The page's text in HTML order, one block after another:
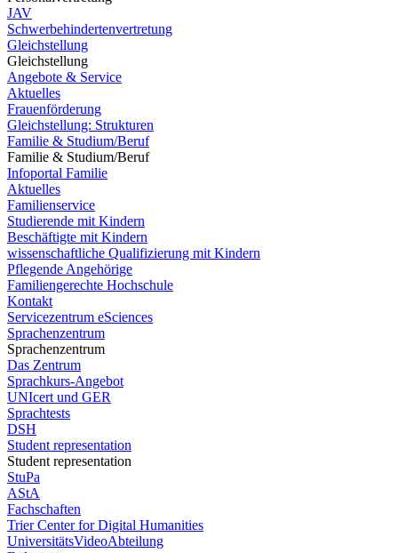
JAV
Schwerbehindertenvertretung
Gleichstellung
Gleichstellung
Angebote & Service
Aktuelles
Frauenförderung
Gleichstellung: Strukturen
Familie & Studium/Beruf
Familie & Studium/Beruf
Infoportal Familie
Aktuelles
Familienservice
Studierende mit Kindern
Beschäftigte mit Kindern
wissenschaftliche Qualifizierung mit Kindern
Pflegende Angehörige
Familiengerechte Hochschule
Kontakt
Servicezentrum eSciences
Sprachenzentrum
Sprachenzentrum
Das Zentrum
Sprachkurs-Angebot
UNIcert und GER
Sprachtests
DSH
Student representation
Student representation
StuPa
AStA
Fachschaften
Trier Center for Digital Humanities
UniversitätsVideoAbteilung